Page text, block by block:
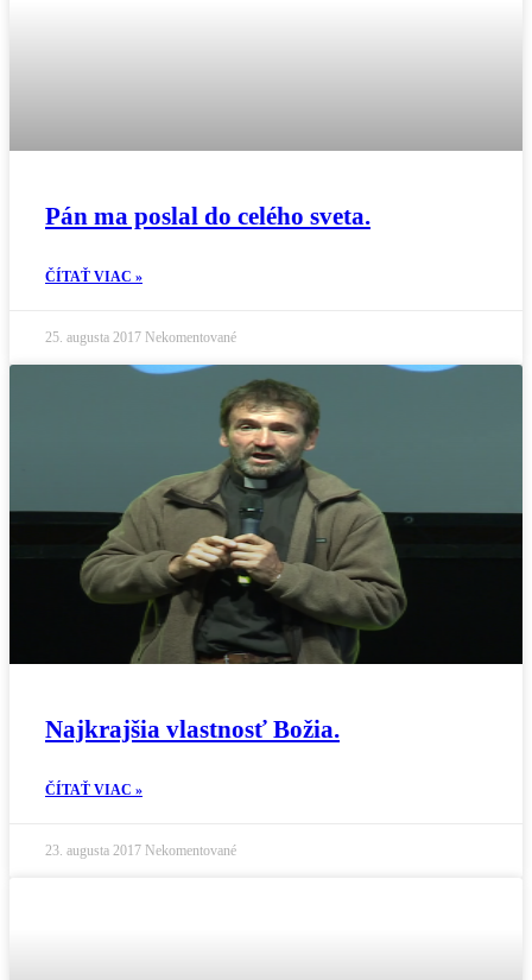
Pán ma poslal do celého sveta.
ČÍTAŤ VIAC »
25. augusta 2017 Nekomentované
Najkrajšia vlastnosť Božia.
ČÍTAŤ VIAC »
23. augusta 2017 Nekomentované